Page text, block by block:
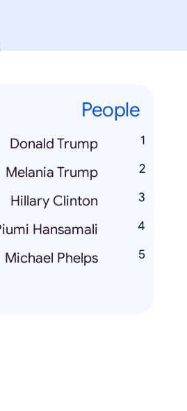
People
Donald Trump
Melania Trump
Hillary Clinton
Hansamali
Michael Phelps